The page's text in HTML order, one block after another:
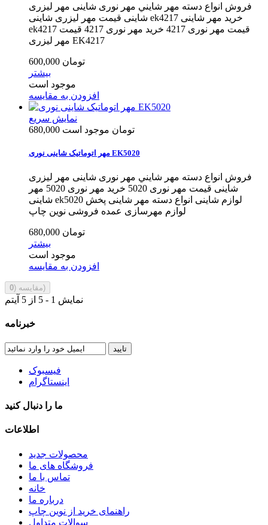
فروش انواع دسته مهر شايني مهر نوری شاینی مهر لیزری
شاینی قیمت مهر لیزری شاینی ek4217 خرید مهر شاینی
ek4217 قیمت مهر نوری 4217 خرید مهر نوری 4217 قیمت
مهر لیزری EK4217
600,000 تومان
بیشتر
موجود است
افزودن به مقایسه
نمایش سریع
680,000 تومان موجود است
مهر اتوماتیک شاینی نوری EK5020
فروش انواع دسته مهر شايني مهر نوری شاینی مهر لیزری
شاینی قیمت مهر نوری 5020 خرید مهر نوری 5020 مهر
شاینی ek5020 لوازم شاینی انواع دسته مهر شاینی پخش
لوازم مهرسازی عمده فروشی نوین چاپ
680,000 تومان
بیشتر
موجود است
افزودن به مقایسه
مقایسه (0 )
نمایش 1 - 5 از 5 آیتم
خبرنامه
تایید
فیسبوک
اینستاگرام
ما را دنبال کنید
اطلاعات
محصولات جدید
فروشگاه های ما
تماس با ما
خانه
درباره ما
راهنمای خرید از نوین چاپ
سوالات متداول